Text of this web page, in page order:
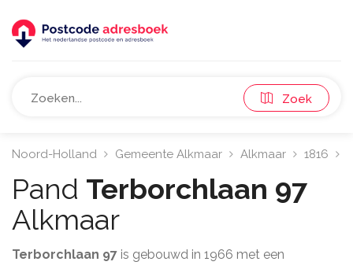
Zoek
Noord-Holland Gemeente Alkmaar Alkmaar 1816
Pand Terborchlaan 97
Alkmaar
Terborchlaan 97 is gebouwd in 1966 met een